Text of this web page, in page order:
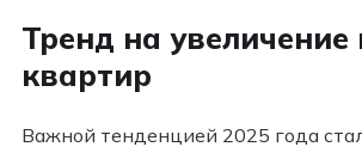
Тренд на
квартир
Важной тенденцией 2025 года